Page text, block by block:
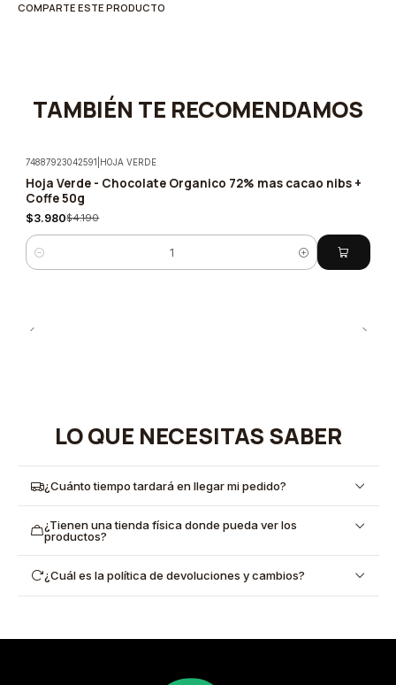
COMPARTE ESTE PRODUCTO
TAMBIÉN TE RECOMENDAMOS
-5%
74887923042591 HOJA VERDE
Hoja Verde - Chocolate Organico 72% mas cacao nibs +
Coffe 50g
$3.980$4.190
Quantity
LO QUE NECESITAS SABER
¿Cuánto tiempo tardará en llegar mi pedido?
¿Tienen una tienda física donde pueda ver los
productos?
¿Cuál es la política de devoluciones y cambios?